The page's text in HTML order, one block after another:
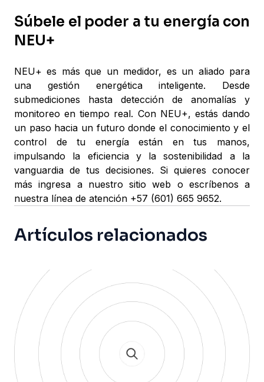
Súbele el poder a tu energía con
NEU+
NEU+ es más que un medidor, es un aliado para
una gestión energética inteligente. Desde
submediciones hasta detección de anomalías y
monitoreo en tiempo real. Con NEU+, estás dando
un paso hacia un futuro donde el conocimiento y el
control de tu energía están en tus manos,
impulsando la eficiencia y la sostenibilidad a la
vanguardia de tus decisiones. Si quieres conocer
más ingresa a nuestro sitio web o escríbenos a
nuestra línea de atención +57 (601) 665 9652.
Artículos relacionados